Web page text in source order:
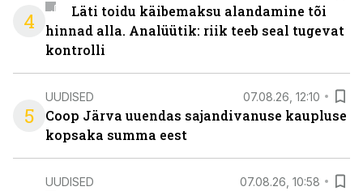
4
Läti toidu käibemaksu alandamine tõi
hinnad alla. Analüütik: riik teeb seal tugevat
kontrolli
5
UUDISED 07.08.26, 12:10
Coop Järva uuendas sajandivanuse kaupluse
kopsaka summa eest
UUDISED 07.08.26, 10:58